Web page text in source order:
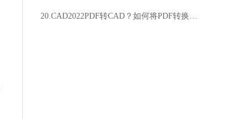
20.CAD2022PDF转CAD？如何将PDF转换为CAD？